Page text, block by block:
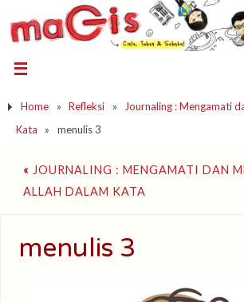
Home » Refleksi »
Journaling : Mengamati
Kata
» menulis 3
« JOURNALING : MENGAMATI DAN
ALLAH DALAM KATA
menulis 3